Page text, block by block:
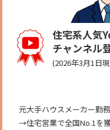
住宅系人気
チャンネル
(2026年3月1日
元大手ハウスメーカー勤
→住宅営業で全国No.1を